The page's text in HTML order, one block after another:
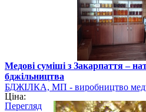
Медові суміші з Закарпаття –
бджільництва
БДЖІЛКА, МП - виробництво
квіткового пилку
Ціна:
Перегляд